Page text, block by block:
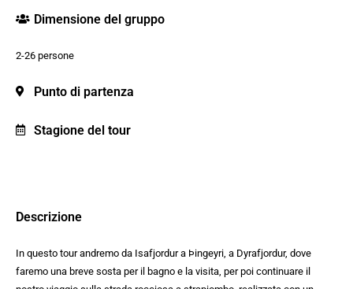
Dimensione del gruppo
2-26 persone
Punto di partenza
Stagione del tour
Descrizione
In questo tour andremo da Isafjordur a Þingeyri, a Dyrafjordur, dove
faremo una breve sosta per il bagno e la visita, per poi continuare il